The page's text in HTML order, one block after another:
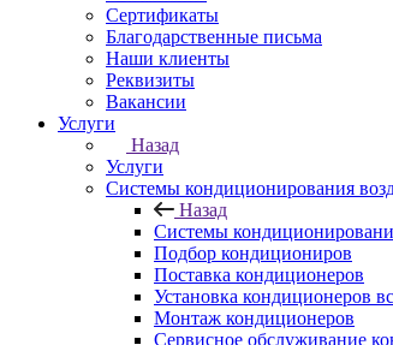
Сертификаты
Благодарственные письма
Наши клиенты
Реквизиты
Вакансии
Услуги
Назад
Услуги
Системы кондиционирования
Назад
Системы
Подбор кондициониров
Поставка кондиционеров
Установка кондиционеров
Монтаж кондиционеров
Сервисное обслуживание